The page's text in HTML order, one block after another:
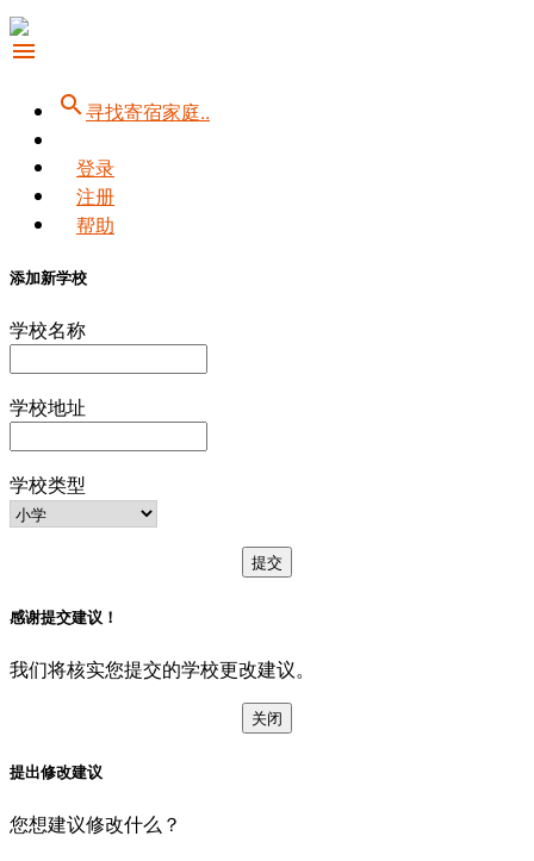
menu
search寻找寄宿家庭..
登录
注册
帮助
添加新学校
学校名称
学校地址
学校类型
提交
感谢提交建议！
我们将核实您提交的学校更改建议。
关闭
提出修改建议
您想建议修改什么？